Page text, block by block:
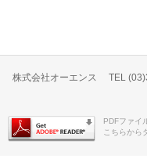
株式会社オーエンス TEL
PDFファイ
こちらから